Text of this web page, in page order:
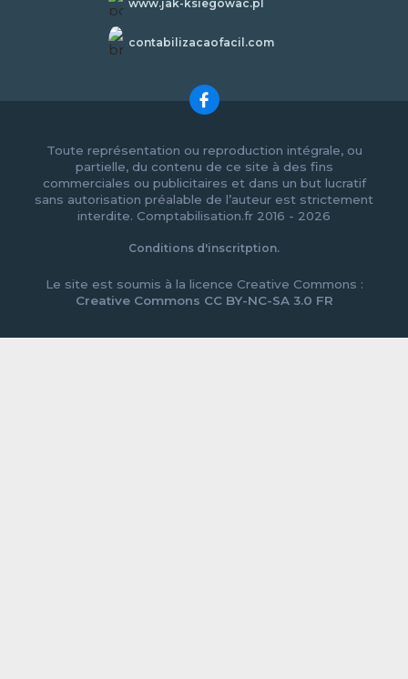
www.jak-ksiegowac.pl
contabilizacaofacil.com
Toute représentation ou reproduction intégrale, ou
partielle, du contenu de ce site à des fins
commerciales ou publicitaires et dans un but lucratif
sans autorisation préalable de l’auteur est strictement
interdite. Comptabilisation.fr 2016 - 2026
Conditions d'inscritption.
Le site est soumis à la licence Creative Commons :
Creative Commons CC BY-NC-SA 3.0 FR